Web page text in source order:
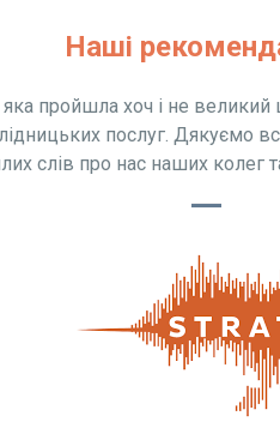
Наші
пройшла хоч і не
послуг. Дякуємо
слів про нас наших колег